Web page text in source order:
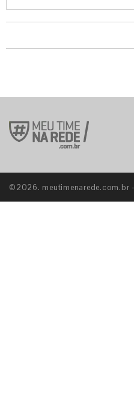
©2026. meutimenarede.com.br